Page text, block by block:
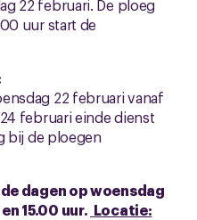
22 februari. De ploeg
uur start de
22 februari vanaf
februari einde dienst
bij de ploegen
dagen op woensdag
15.00 uur. Locatie: